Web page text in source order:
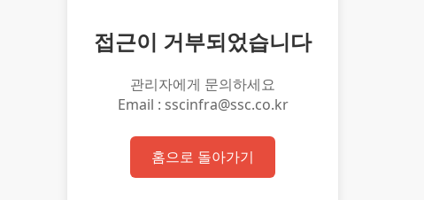
접근이 거부되었습니다
관리자에게 문의하세요
Email : sscinfra@ssc.co.kr
홈으로 돌아가기